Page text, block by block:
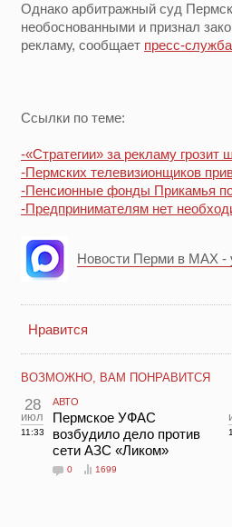
Однако арбитражный суд
необоснованными и признал
рекламу, сообщает пресс-
Ссылки по теме:
-«Стратегии» за рекламу
-Пермских телевизионщиков
-Пенсионные фонды Прикамья
-Предпринимателям нет
Новости Перми в MAX -
Нравится
ВОЗМОЖНО, ВАМ ПОНРАВИТСЯ
28
июл
11:33
АВТО
Пермское УФАС
возбудило дело против
сети АЗС «Ликом»
0 1699